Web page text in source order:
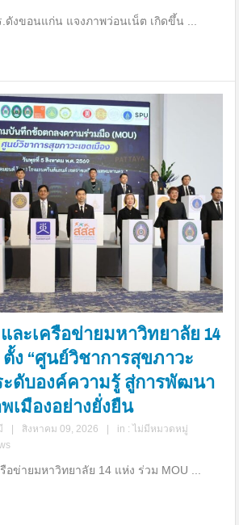
ดังขอนแก่น แจงภาพว่อนเน็ต เกิดขึ้น ...
ละเครือข่ายมหาวิทยาลัย 14
ตั้ง “ศูนย์วิชาการสุขภาวะ
ะดับองค์ความรู้ สู่การพัฒนา
เมืองอย่างยั่งยืน
สิงหาคม 09, 2026 in :ไม่มีหมวดหมู่
อข่ายมหาวิทยาลัย 14 แห่ง ร่วม MOU ...